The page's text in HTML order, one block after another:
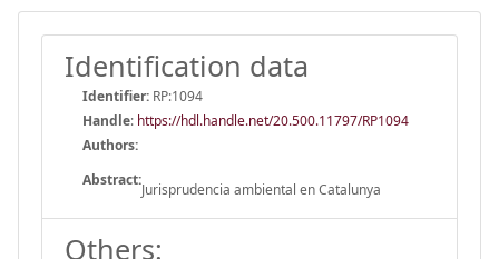
Identification data
Identifier: RP:1094
Handle: https://hdl.handle.net/20.500.11797/RP1094
Authors:
Abstract:
Jurisprudencia ambiental en Catalunya
Others: